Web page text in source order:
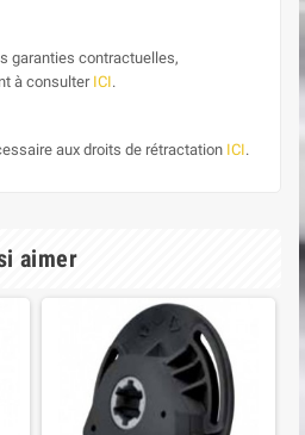
garanties contractuelles,
à consulter ICI.
aux droits de rétractation ICI.
aimer